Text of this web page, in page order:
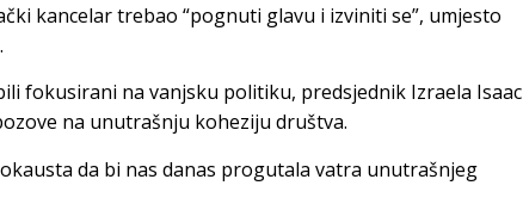
kancelar trebao “pognuti glavu i izviniti se”, umjesto
fokusirani na vanjsku politiku, predsjednik Izraela Isaac
na unutrašnju koheziju društva.
da bi nas danas progutala vatra unutrašnjeg